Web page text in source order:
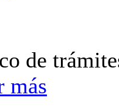
de
más